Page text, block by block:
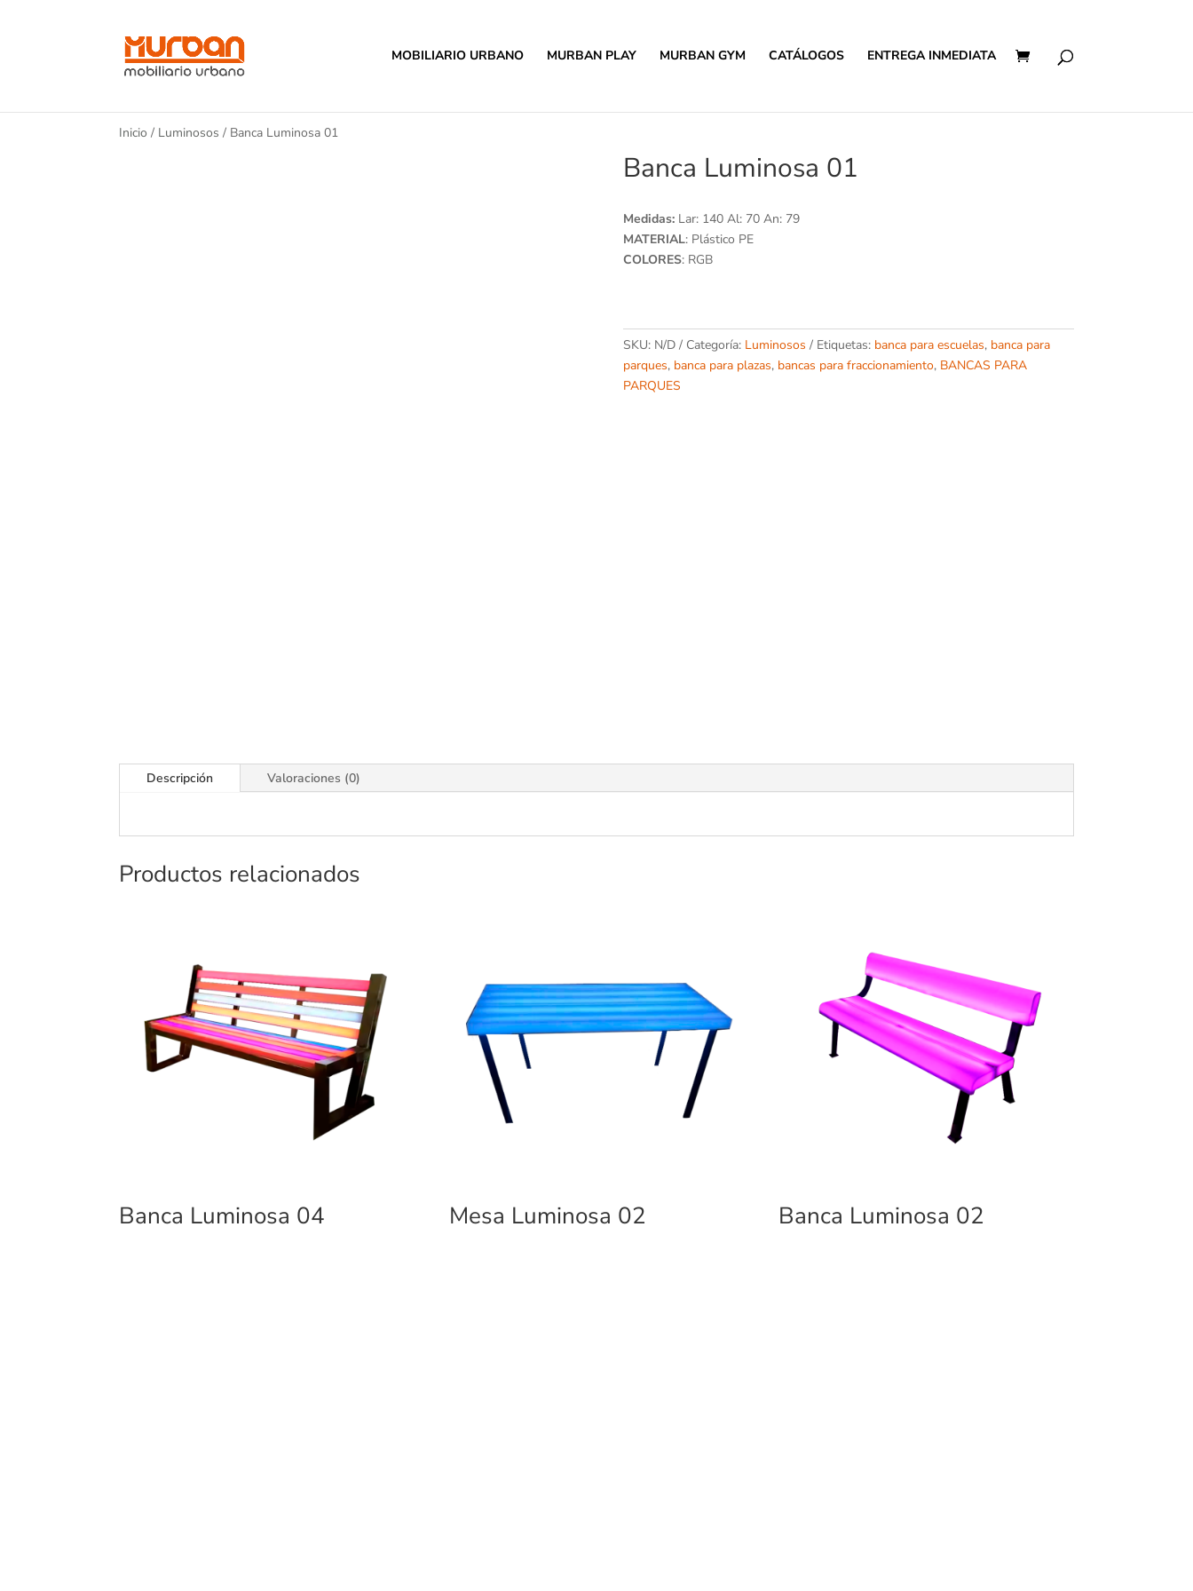
MOBILIARIO URBANO MURBAN PLAY MURBAN GYM CATÁLOGOS ENTREGA INMEDIATA
Inicio / Luminosos / Banca Luminosa 01
Banca Luminosa 01
Medidas:Lar: 140 Al: 70 An: 79
MATERIAL: Plástico PE
COLORES: RGB
SKU: N/D Categoría: Luminosos Etiquetas: banca para escuelas, banca para
parques, banca para plazas, bancas para fraccionamiento, BANCAS PARA
PARQUES
Descripción Valoraciones (0)
Productos relacionados
Banca Luminosa 04 Mesa Luminosa 02 Banca Luminosa 02